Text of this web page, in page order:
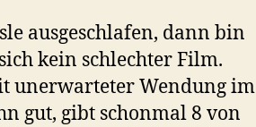
ausgeschlafen, dann bin
kein schlechter Film.
unerwarteter Wendung im
gut, gibt schonmal 8 von